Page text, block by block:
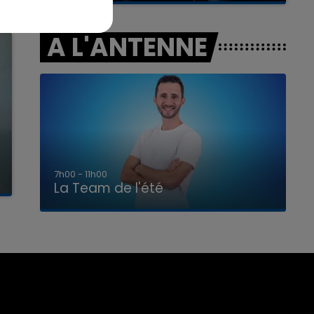
A L'ANTENNE
7h00 - 11h00
La Team de l'été